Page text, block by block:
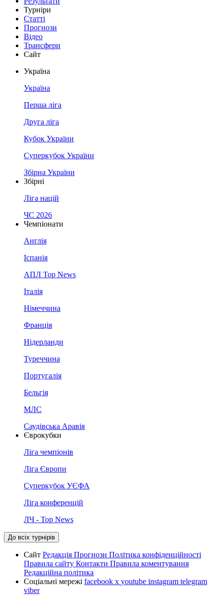
Турніри
Статті
Прогнози
Відео
Трансфери
Сайт
Україна
Україна
Перша ліга
Друга ліга
Кубок України
Суперкубок України
Збірна України
Збірні
Ліга націй
ЧС 2026
Чемпіонати
Англія
Іспанія
АПЛ Top News
Італія
Німеччина
Франція
Нідерланди
Туреччина
Португалія
Бельгія
МЛС
Саудівська Аравія
Єврокубки
Ліга чемпіонів
Ліга Європи
Суперкубок УЄФА
Ліга конференцій
ЛЧ - Top News
До всіх турнірів
Сайт Редакція Прогнози Політика конфіденційності
Правила сайту Контакти Правила коментування
Редакційна політика
Соціальні мережі facebook x youtube instagram telegram
viber